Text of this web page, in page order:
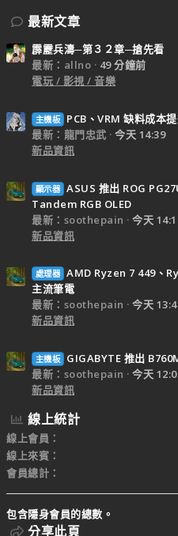
最新文章
霹靂兵濤─第３２章─搶先看
最新：allno
49 分鐘前
電玩 / 影視 / 音樂
主機板
PCB、VRM 缺料成本
最新：龍門忠武
今天 14:39
新品資訊
顯示器 ASUS 推出 ROG
Tandem RGB OLED
最新：soothepain
今天
新品資訊
處理器 AMD Ryzen 7 449、
主流筆電
最新：soothepain
今天
新品資訊
主機板
GIGABYTE 推出
最新：soothepain
今天
新品資訊
線上統計
線上會員
線上來賓
會員總計
包含隱身會員的總數。
分享此頁